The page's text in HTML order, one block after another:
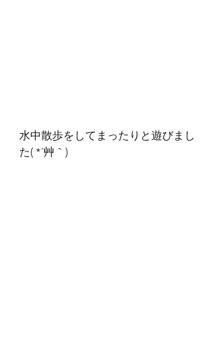
水中散歩をしてまったりと遊びまし
た( *´艸｀)